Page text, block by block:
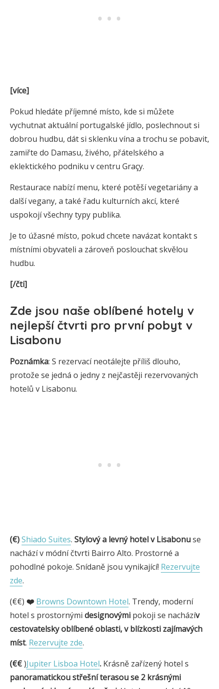
[více]
Pokud hledáte příjemné místo, kde si můžete
vychutnat aktuální portugalské jídlo, poslechnout si
dobrou hudbu, dát si sklenku vína a trochu se pobavit,
zamiřte do Damasu, živého, přátelského a
eklektického podniku v centru Graçy.
Restaurace nabízí menu, které potěší vegetariány a
další vegany, a také řadu kulturních akcí, které
uspokojí všechny typy publika.
Je to úžasné místo, pokud chcete navázat kontakt s
místními obyvateli a zároveň poslouchat skvělou
hudbu.
[/čti]
Zde jsou naše oblíbené hotely v
nejlepší čtvrti pro první pobyt v
Lisabonu
Poznámka: S rezervací neotálejte příliš dlouho,
protože se jedná o jedny z nejčastěji rezervovaných
hotelů v Lisabonu.
(€)Shiado Suites. Stylový a levný hotel v Lisabonuse
nachází v módní čtvrti Bairro Alto. Prostorné a
pohodlné pokoje. Snídaně jsou vynikající! Rezervujte
zde.
(€€) ❤️ Browns Downtown Hotel. Trendy, moderní
hotel s prostornými designovými pokoji se nacházív
cestovatelsky oblíbené oblasti, v blízkosti zajímavých
míst. Rezervujte zde.
(€€)Jupiter Lisboa Hotel. Krásně zařízený hotel s
panoramatickou střešní terasou se 2 krásnými